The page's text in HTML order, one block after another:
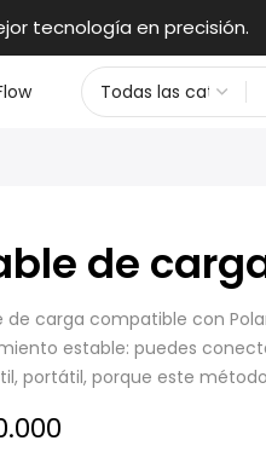
tecnología en precisión.
de
de carga compatible con
estable: puedes
portátil, porque este